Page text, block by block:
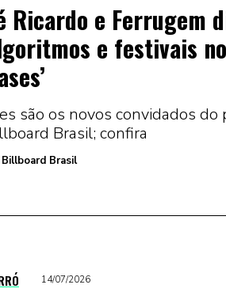
Ricardo e Ferrugem
e festivais no
são os novos convidados do
Brasil; confira
Billboard Brasil
14/07/2026